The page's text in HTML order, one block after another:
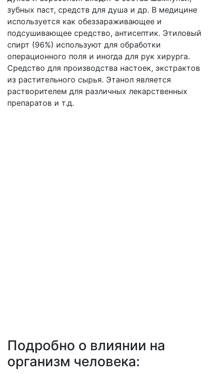
зубных паст, средств для душа и др. В медицине
используется как обеззараживающее и
подсушивающее средство, антисептик. Этиловый
спирт (96%) используют для обработки
операционного поля и иногда для рук хирурга.
Средство для производства настоек, экстрактов
из растительного сырья. Этанол является
растворителем для различных лекарственных
препаратов и т.д.
Подробно о влиянии на
организм человека: